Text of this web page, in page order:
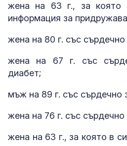
жена на 63 г., за която
информация за
жена на 80 г. със сърдечно
жена на 67 г. със
диабет;
мъж на 89 г. със сърдечно
жена на 76 г. със сърдечно
жена на 63 г., за която в